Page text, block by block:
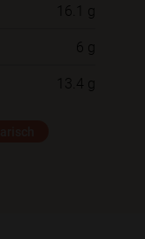
16.1 g
6 g
13.4 g